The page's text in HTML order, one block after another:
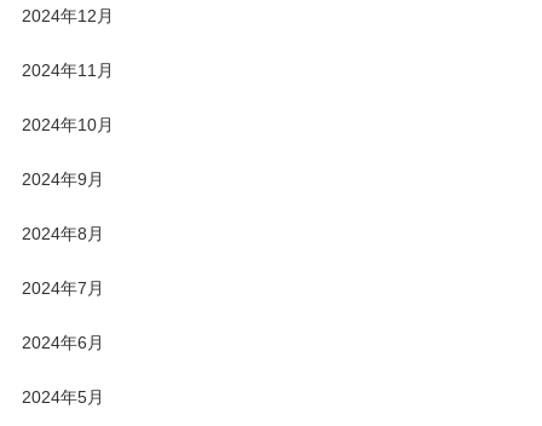
2024年12月
2024年11月
2024年10月
2024年9月
2024年8月
2024年7月
2024年6月
2024年5月